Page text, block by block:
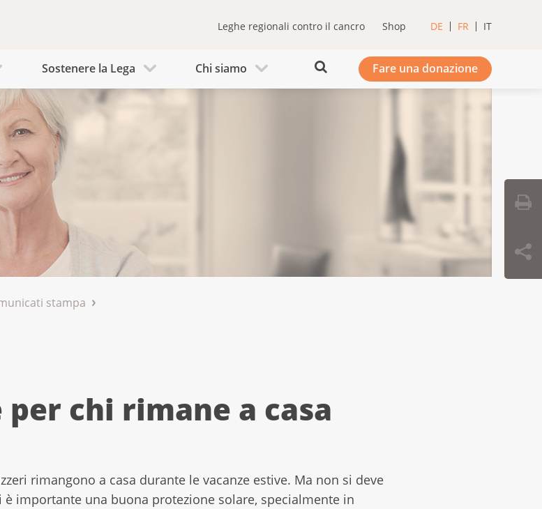
Leghe regionali contro il cancro Shop DE FR IT
Sostenere la Lega Chi siamo Fare una donazione
stampa
chi rimane a casa
rimangono a casa durante le vacanze estive. Ma non si deve
importante una buona protezione solare, specialmente in